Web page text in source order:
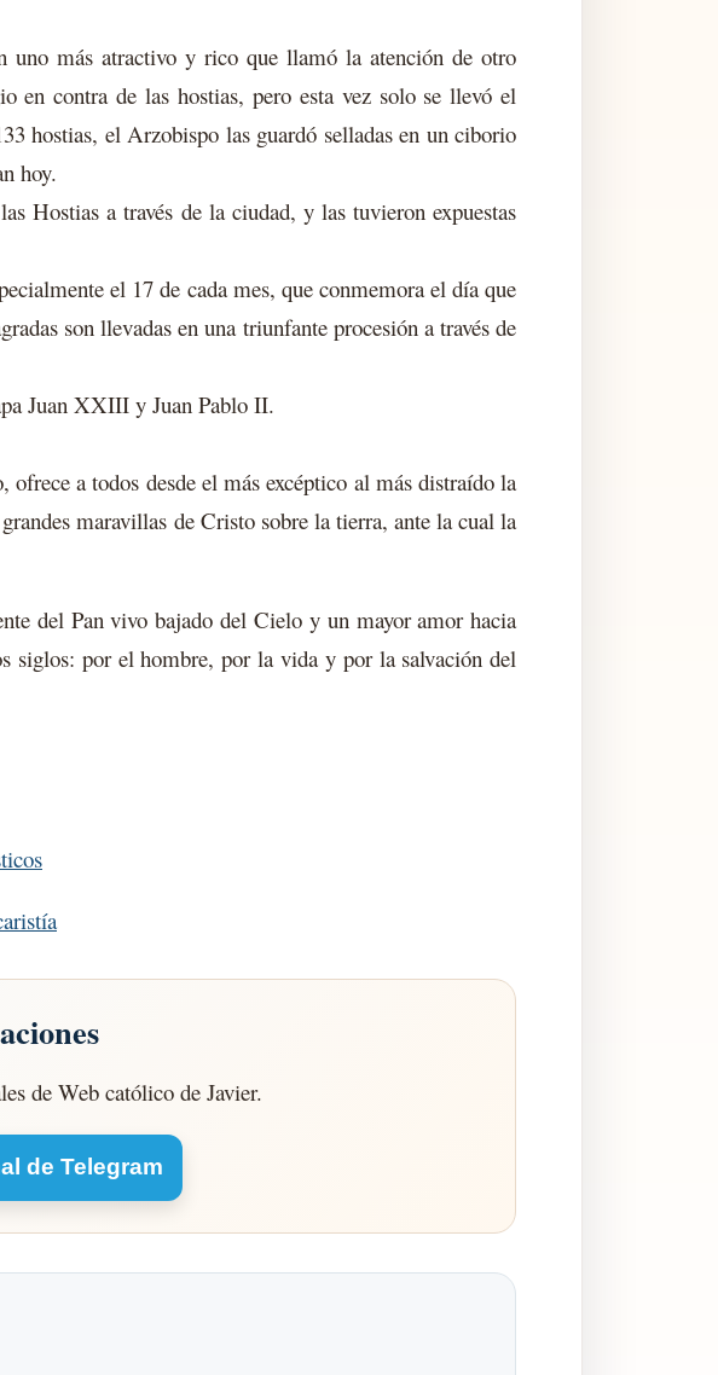
uno más atractivo y rico que llamó la atención de otro
en contra de las hostias, pero esta vez solo se llevó el
hostias, el Arzobispo las guardó selladas en un ciborio
hoy.
Hostias a través de la ciudad, y las tuvieron expuestas
el 17 de cada mes, que conmemora el día que
son llevadas en una triunfante procesión a través de
Juan XXIII y Juan Pablo II.
a todos desde el más excéptico al más distraído la
maravillas de Cristo sobre la tierra, ante la cual la
del Pan vivo bajado del Cielo y un mayor amor hacia
siglos: por el hombre, por la vida y por la salvación del
de Web católico de Javier.
de Telegram